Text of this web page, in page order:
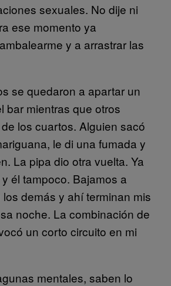
sexuales. No dije ni
ese momento ya
y a arrastrar las
se quedaron a apartar un
bar mientras que otros
los cuartos. Alguien sacó
le di una fumada y
La pipa dio otra vuelta. Ya
él tampoco. Bajamos a
demás y ahí terminan mis
noche. La combinación de
un corto circuito en mi
mentales, saben lo